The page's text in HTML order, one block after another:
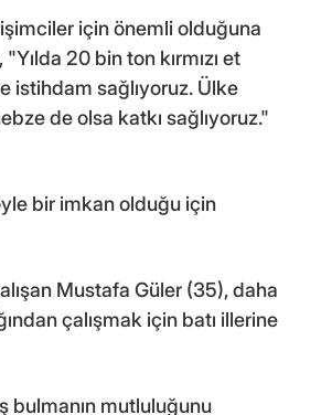
için önemli olduğuna
20 bin ton kırmızı et
istihdam sağlıyoruz. Ülke
de olsa katkı sağlıyoruz."
bir imkan olduğu için
Mustafa Güler (35), daha
çalışmak için batı illerine
bulmanın mutluluğunu